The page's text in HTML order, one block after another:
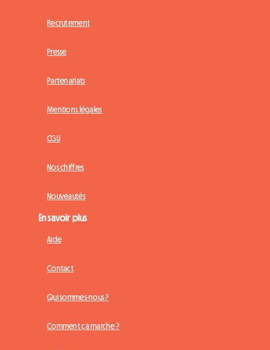
Recrutement
Presse
Partenariats
Mentions légales
CGU
Nos chiffres
Nouveautés
En savoir plus
Aide
Contact
Qui sommes-nous ?
Comment ça marche ?